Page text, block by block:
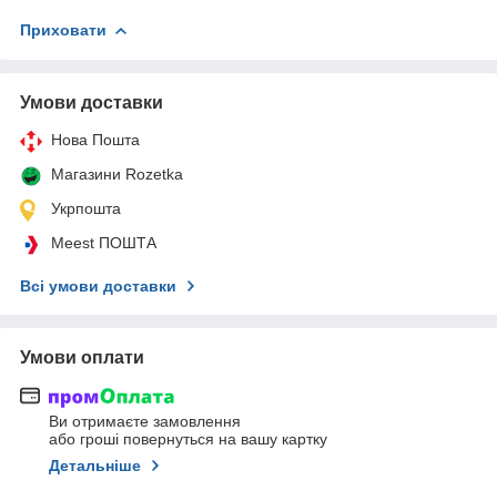
Приховати
Умови доставки
Нова Пошта
Магазини Rozetka
Укрпошта
Meest ПОШТА
Всі умови доставки
Умови оплати
Ви отримаєте замовлення
або гроші повернуться на вашу картку
Детальніше